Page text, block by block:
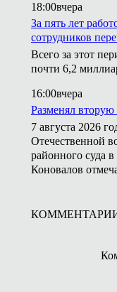
18:00вчера
За пять лет
сотрудников
Всего за этот
почти 6,2
16:00вчера
Разменял
7 августа 2026
Отечественной
районного суда
Коновалов